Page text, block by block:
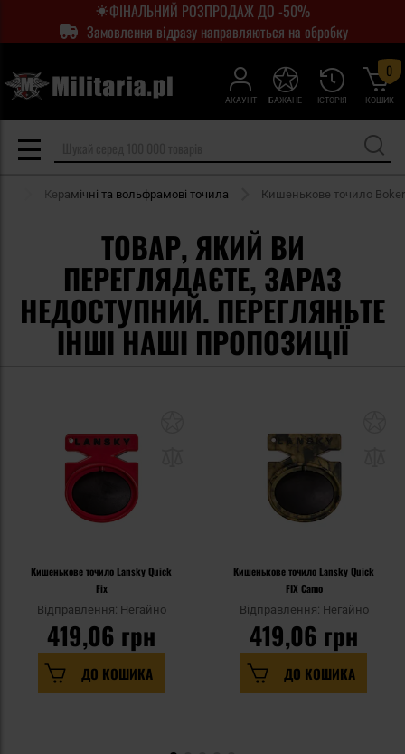
ФІНАЛЬНИЙ РОЗПРОДАЖ ДО -50%
Замовлення відразу направляються на обробку
АКАУНТ ІСТОРІЯ
БАЖАНЕ КОШИК
0
Керамічні та вольфрамові точила Кишенькове точило Boker
ТОВАР, ЯКИЙ ВИ
ПЕРЕГЛЯДАЄТЕ, ЗАРАЗ
НЕДОСТУПНИЙ. ПЕРЕГЛЯНЬТЕ
ІНШІ НАШІ ПРОПОЗИЦІЇ
Кишенькове точило Lansky Quick
Fix
Відправлення: Негайно
419,06 грн
ДО КОШИКА
Кишенькове точило Lansky Quick
FIX Camo
Відправлення: Негайно
419,06 грн
ДО КОШИКА